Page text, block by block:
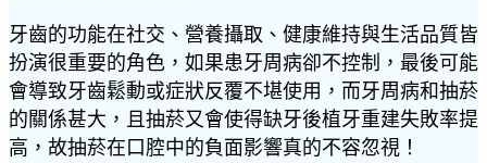
牙齒的功能在社交、營養攝取、健康維持與生活品質皆
扮演很重要的角色，如果患牙周病卻不控制，最後可能
會導致牙齒鬆動或症狀反覆不堪使用，而牙周病和抽菸
的關係甚大，且抽菸又會使得缺牙後植牙重建失敗率提
高，故抽菸在口腔中的負面影響真的不容忽視！